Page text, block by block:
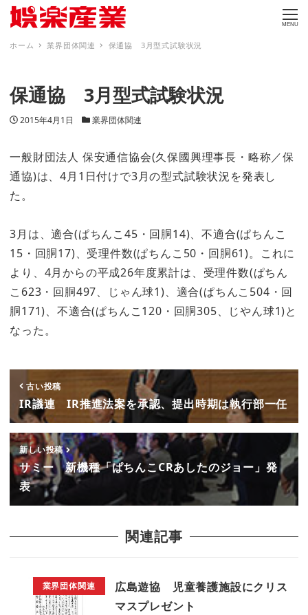
MENU
ホーム 業界団体関連 保通協 3月型式試験状況
保通協 3月型式試験状況
投稿日
2015年4月1日 カテゴリー
業界団体関連
一般財団法人 保安通信協会(久保國興理事長・略称／保
通協)は、4月1日付けで3月の型式試験状況を発表し
た。
3月は、適合(ぱちんこ45・回胴14)、不適合(ぱちんこ
15・回胴17)、受理件数(ぱちんこ50・回胴61)。これに
より、4月からの平成26年度累計は、受理件数(ぱちん
こ623・回胴497、じゃん球1)、適合(ぱちんこ504・回
胴171)、不適合(ぱちんこ120・回胴305、じやん球1)と
なった。
古い投稿
IR議連 IR推進法案を承認、提出時期は執行部一任
新しい投稿
サミー 新機種「ぱちんこCRあしたのジョー」発
表
関連記事
業界団体関連
広島遊協 児童養護施設にクリス
マスプレゼント